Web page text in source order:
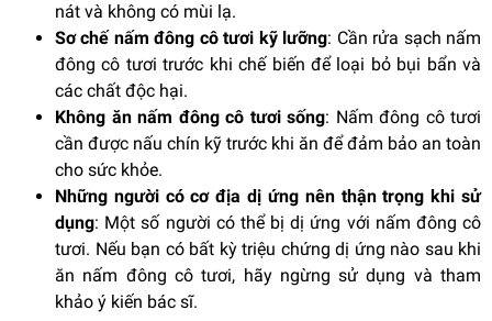
nát và không có mùi lạ.
Sơ chế nấm đông cô tươi kỹ lưỡng: Cần rửa sạch nấm
đông cô tươi trước khi chế biến để loại bỏ bụi bẩn và
các chất độc hại.
Không ăn nấm đông cô tươi sống: Nấm đông cô tươi
cần được nấu chín kỹ trước khi ăn để đảm bảo an toàn
cho sức khỏe.
Những người có cơ địa dị ứng nên thận trọng khi sử
dụng: Một số người có thể bị dị ứng với nấm đông cô
tươi. Nếu bạn có bất kỳ triệu chứng dị ứng nào sau khi
ăn nấm đông cô tươi, hãy ngừng sử dụng và tham
khảo ý kiến bác sĩ.